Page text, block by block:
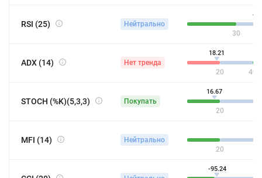
RSI (25) Нейтрально
30
ADX (14) Нет тренда
18.21
20 40
STOCH (%K)(5,3,3) Покупать
16.67
20
MFI (14)
Нейтрально
20
-95.24